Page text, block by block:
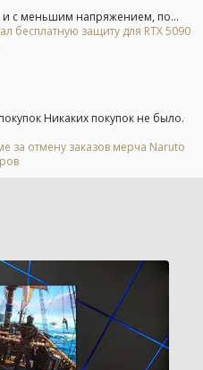
и с меньшим напряжением, по...
бесплатную защиту для RTX 5090
Никаких покупок не было.
за отмену заказов мерча Naruto